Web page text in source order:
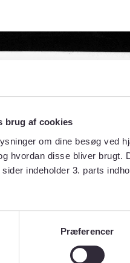
brug af cookies
om dine besøg ved
hvordan disse bliver
sider indeholder 3. parts
Præferencer